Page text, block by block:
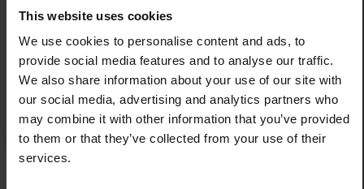
This website uses cookies
We use cookies to personalise content and ads, to
provide social media features and to analyse our traffic.
We also share information about your use of our site with
our social media, advertising and analytics partners who
may combine it with other information that you’ve provided
to them or that they’ve collected from your use of their
services.
Planes flexibles
Elige entre varios planes de datos
asequibles para Islas Feroe. Elige la cantidad
de datos que necesites, ya sea mucha o
poca.